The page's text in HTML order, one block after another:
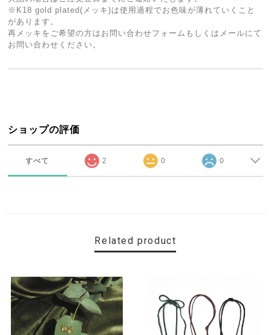
※K18 gold plated(メッキ)は使用過程でお色味が薄れていくこと
があります。
再メッキをご希望の方はお問い合わせフォームもしくはメールにて
お問い合わせください。
ショップの評価
すべて 2 0 0
Related product